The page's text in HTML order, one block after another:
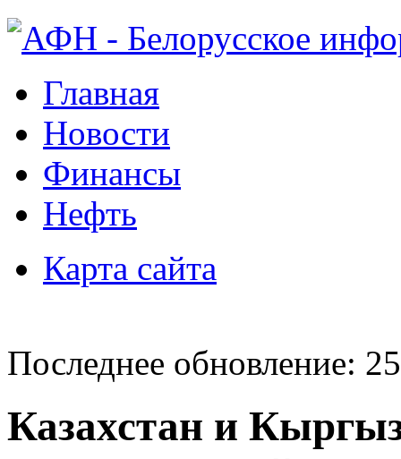
Главная
Новости
Финансы
Нефть
Карта сайта
Последнее обновление:
Казахстан и